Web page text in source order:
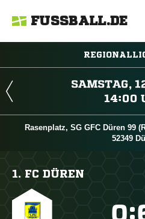
FUSSBALL.DE


Rasenplatz, SG GFC Düren 99
52349
1. FC DÜREN
: